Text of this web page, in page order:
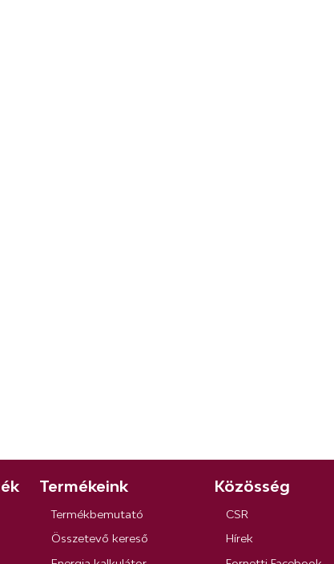
Termékeink
Termékbemutató
Összetevő kereső
Közösség
CSR
Hírek